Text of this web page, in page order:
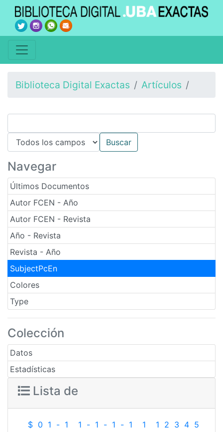
Biblioteca Digital Exactas Artículos
Navegar
Últimos Documentos
Autor FCEN - Año
Autor FCEN - Revista
Año - Revista
Revista - Año
SubjectPcEn
Colores
Type
Colección
Datos
Estadísticas
Lista de
$ 0 1 - 1 1 - 1 - 1 - 1 1 1 2 3 4 5